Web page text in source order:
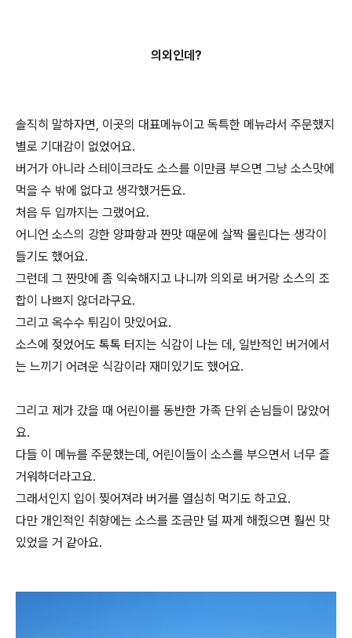
의외인데?
솔직히 말하자면, 이곳의 대표메뉴이고 독특한 메뉴라서 주문했지
별로 기대감이 없었어요.
버거가 아니라 스테이크라도 소스를 이만큼 부으면 그냥 소스맛에
먹을 수 밖에 없다고 생각했거든요.
처음 두 입까지는 그랬어요.
어니언 소스의 강한 양파향과 짠맛 때문에 살짝 물린다는 생각이
들기도 했어요.
그런데 그 짠맛에 좀 익숙해지고 나니까 의외로 버거랑 소스의 조
합이 나쁘지 않더라구요.
그리고 옥수수 튀김이 맛있어요.
소스에 젖었어도 톡톡 터지는 식감이 나는 데, 일반적인 버거에서
는 느끼기 어려운 식감이라 재미있기도 했어요.
그리고 제가 갔을 때 어린이를 동반한 가족 단위 손님들이 많았어
요.
다들 이 메뉴를 주문했는데, 어린이들이 소스를 부으면서 너무 즐
거워하더라고요.
그래서인지 입이 찢어져라 버거를 열심히 먹기도 하고요.
다만 개인적인 취향에는 소스를 조금만 덜 짜게 해줬으면 훨씬 맛
있었을 거 같아요.